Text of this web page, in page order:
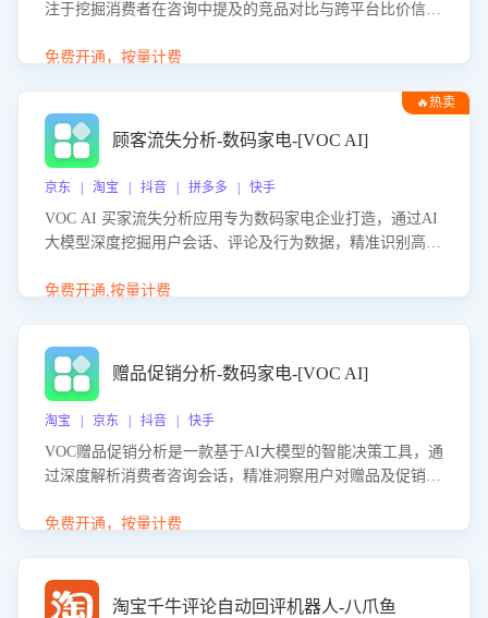
注于挖掘消费者在咨询中提及的竞品对比与跨平台比价信
商品信息，进行多维度交叉对比，并分析消费者的比价行
企业优化营销话术、突出产品与服务优势，有效提升咨询转
化率，避免陷入单纯价格竞争，实现精准扬长避短。
免费开通，按量计费
🔥热卖
顾客流失分析-数码家电-[VOC AI]
京东 | 淘宝 | 抖音 | 拼多多 | 快手
VOC AI 买家流失分析应用专为数码家电企业打造，通过AI
大模型深度挖掘用户会话、评论及行为数据，精准识别高流
应延迟、竞品价格冲击等。系统自动输出可落地的挽回策
免费开通,按量计费
赠品促销分析-数码家电-[VOC AI]
淘宝 | 京东 | 抖音 | 快手
VOC赠品促销分析是一款基于AI大模型的智能决策工具，通
过深度解析消费者咨询会话，精准洞察用户对赠品及促销政
销诉求，帮助企业制定个性化赠品组合策略，优化资源投放
免费开通，按量计费
淘宝千牛评论自动回评机器人-八爪鱼